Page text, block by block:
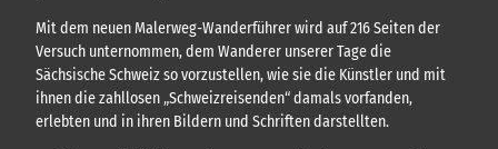
Mit dem neuen Malerweg-Wanderführer wird auf 216 Seiten der
Versuch unternommen, dem Wanderer unserer Tage die
Sächsische Schweiz so vorzustellen, wie sie die Künstler und mit
ihnen die zahllosen „Schweizreisenden“ damals vorfanden,
erlebten und in ihren Bildern und Schriften darstellten.